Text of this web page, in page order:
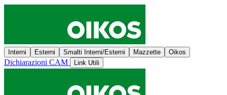
Interni Esterni Smalti Interni/Esterni Mazzette Oikos
Dichiarazioni CAM Link Utili